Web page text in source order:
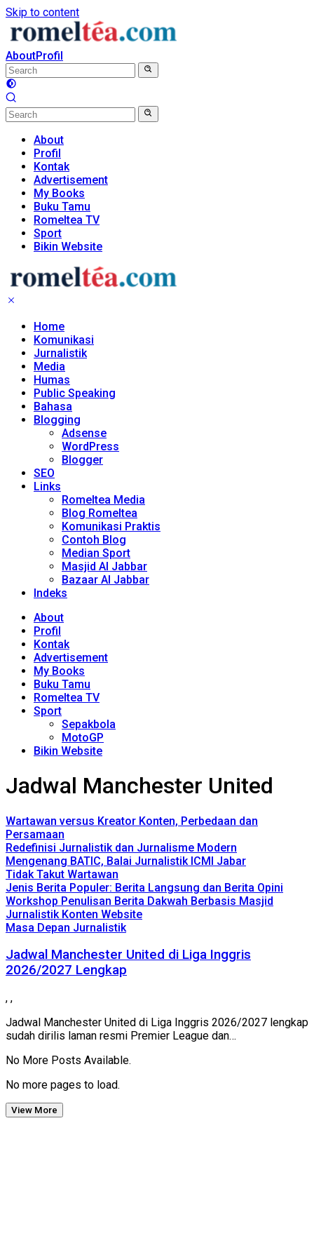
Skip to content
AboutProfil
About
Profil
Kontak
Advertisement
My Books
Buku Tamu
Romeltea TV
Sport
Bikin Website
Home
Komunikasi
Jurnalistik
Media
Humas
Public Speaking
Bahasa
Blogging
Adsense
WordPress
Blogger
SEO
Links
Romeltea Media
Blog Romeltea
Komunikasi Praktis
Contoh Blog
Median Sport
Masjid Al Jabbar
Bazaar Al Jabbar
Indeks
About
Profil
Kontak
Advertisement
My Books
Buku Tamu
Romeltea TV
Sport
Sepakbola
MotoGP
Bikin Website
Jadwal Manchester United
Wartawan versus Kreator Konten, Perbedaan dan
Persamaan
Redefinisi Jurnalistik dan Jurnalisme Modern
Mengenang BATIC, Balai Jurnalistik ICMI Jabar
Tidak Takut Wartawan
Jenis Berita Populer: Berita Langsung dan Berita Opini
Workshop Penulisan Berita Dakwah Berbasis Masjid
Jurnalistik Konten Website
Masa Depan Jurnalistik
Jadwal Manchester United di Liga Inggris
2026/2027 Lengkap
, ,
Jadwal Manchester United di Liga Inggris 2026/2027 lengkap
sudah dirilis laman resmi Premier League dan…
No More Posts Available.
No more pages to load.
View More